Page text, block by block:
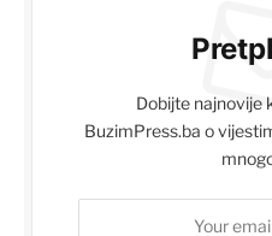
Dobijte najnovije
BuzimPress.ba o